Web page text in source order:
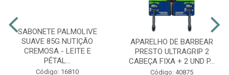
SABONETE PALMOLIVE
SUAVE 85G NUTIÇÃO
CREMOSA - LEITE E
PÉTAL...
Código: 16810
APARELHO DE BARBEAR
PRESTO ULTRAGRIP 2
CABEÇA FIXA + 2 UND P...
Código: 40875